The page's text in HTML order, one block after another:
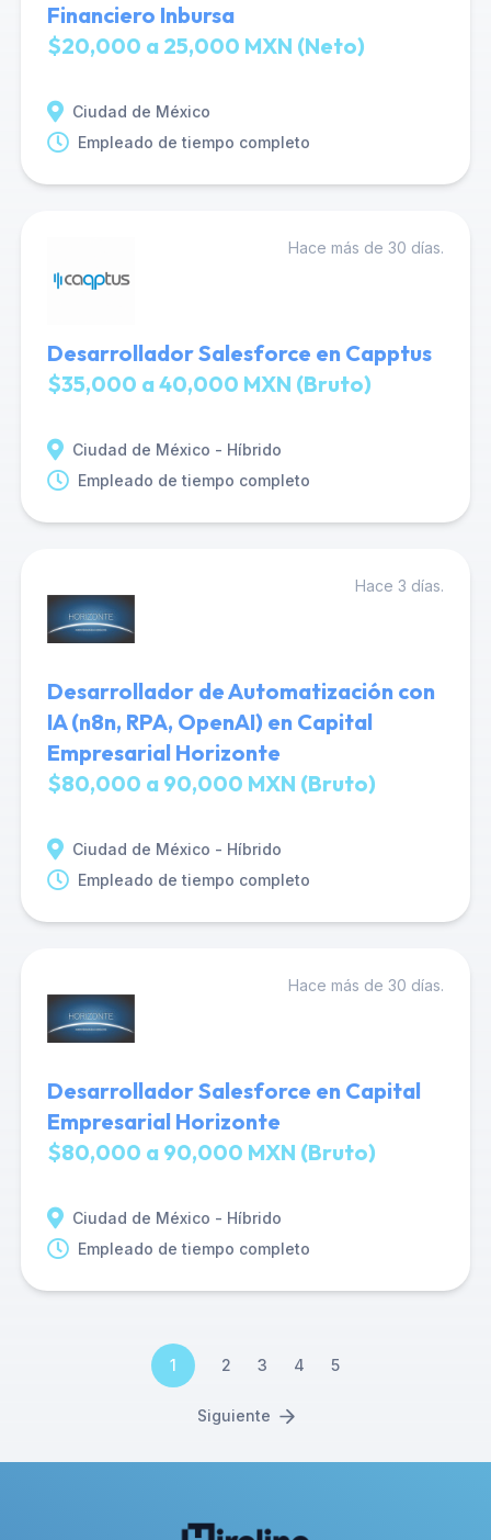
Financiero Inbursa
$20,000 a 25,000 MXN (Neto)
Ciudad de México
Empleado de tiempo completo
Hace más de 30 días.
Desarrollador Salesforce en Capptus
$35,000 a 40,000 MXN (Bruto)
Ciudad de México - Híbrido
Empleado de tiempo completo
Hace 3 días.
Desarrollador de Automatización con
IA (n8n, RPA, OpenAI) en Capital
Empresarial Horizonte
$80,000 a 90,000 MXN (Bruto)
Ciudad de México - Híbrido
Empleado de tiempo completo
Hace más de 30 días.
Desarrollador Salesforce en Capital
Empresarial Horizonte
$80,000 a 90,000 MXN (Bruto)
Ciudad de México - Híbrido
Empleado de tiempo completo
1 2 3 4 5
Siguiente